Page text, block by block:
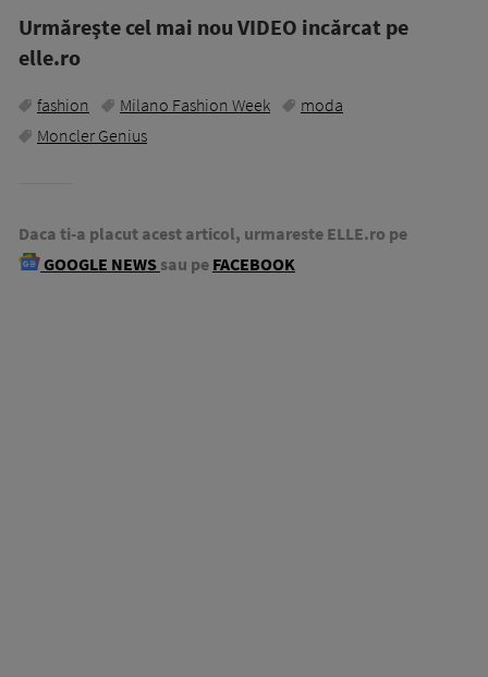
Urmăreşte cel mai nou VIDEO incărcat pe
elle.ro
fashion Milano Fashion Week
moda
Moncler Genius
Daca ti-a placut acest articol, urmareste ELLE.ro pe
GOOGLE NEWS sau pe FACEBOOK